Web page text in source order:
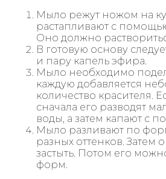
Мыло режут ножом на
растапливают с
Оно должно
В готовую основу
и пару капель эфира.
Мыло необходимо
каждую добавляется
количество красителя.
сначала его разводят
воды, а затем капают с
Мыло разливают по
разных оттенков. Затем
застыть. Потом его
форм.